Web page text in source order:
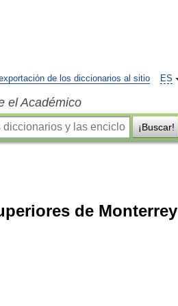
ES
de los diccionarios al sitio
el Académico
¡Buscar!
de Monterrey